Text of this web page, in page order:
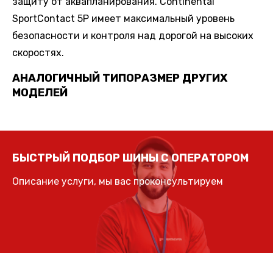
SportContact 5P имеет максимальный уровень
безопасности и контроля над дорогой на высоких
скоростях.
АНАЛОГИЧНЫЙ ТИПОРАЗМЕР ДРУГИХ
МОДЕЛЕЙ
БЫСТРЫЙ ПОДБОР ШИНЫ С ОПЕРАТОРОМ
Описание услуги, мы вас проконсультируем